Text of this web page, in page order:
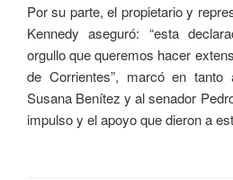
Por su parte, el propietario y
Kennedy aseguró: “esta
orgullo que queremos hacer
de Corrientes”, marcó en
Susana Benítez y al senador
impulso y el apoyo que dieron a